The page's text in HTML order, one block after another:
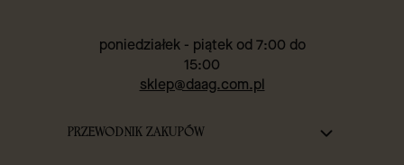
poniedziałek - piątek od 7:00 do
15:00
sklep@daag.com.pl
Linki w stopce
PRZEWODNIK ZAKUPÓW